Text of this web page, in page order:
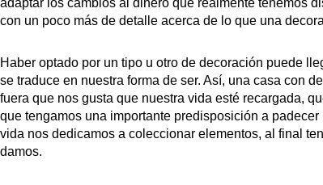
con un poco más de detalle acerca de lo que una
Haber optado por un tipo u otro de decoración puede
se traduce en nuestra forma de ser. Así, una casa con
fuera que nos gusta que nuestra vida esté recargada,
que tengamos una importante predisposición a
vida nos dedicamos a coleccionar elementos, al final
damos.